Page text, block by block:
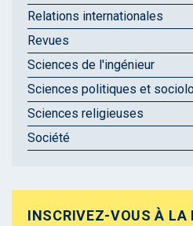
Relations internationales
Revues
Sciences de l'ingénieur
Sciences politiques et
Sciences religieuses
Société
INSCRIVEZ-VOUS À LA